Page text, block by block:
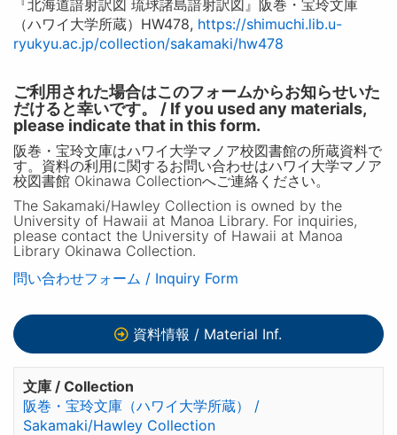
『北海道諳射訳図 琉球諸島諳射訳図』阪巻・宝玲文庫
（ハワイ大学所蔵）HW478, https://shimuchi.lib.u-
ryukyu.ac.jp/collection/sakamaki/hw478
ご利用された場合はこのフォームからお知らせいた
だけると幸いです。 / If you used any materials,
please indicate that in this form.
阪巻・宝玲文庫はハワイ大学マノア校図書館の所蔵資料で
す。資料の利用に関するお問い合わせはハワイ大学マノア
校図書館 Okinawa Collectionへご連絡ください。
The Sakamaki/Hawley Collection is owned by the
University of Hawaii at Manoa Library. For inquiries,
please contact the University of Hawaii at Manoa
Library Okinawa Collection.
問い合わせフォーム / Inquiry Form
資料情報 / Material Inf.
文庫 / Collection
阪巻・宝玲文庫（ハワイ大学所蔵） /
Sakamaki/Hawley Collection